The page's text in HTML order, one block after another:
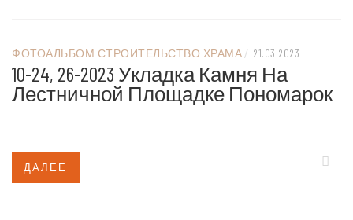
ФОТОАЛЬБОМ СТРОИТЕЛЬСТВО ХРАМА / 21.03.2023
10-24, 26-2023 Укладка Камня На
Лестничной Площадке Пономарок
ДАЛЕЕ